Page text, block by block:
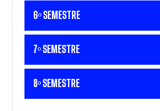
6º SEMESTRE
7º SEMESTRE
8º SEMESTRE